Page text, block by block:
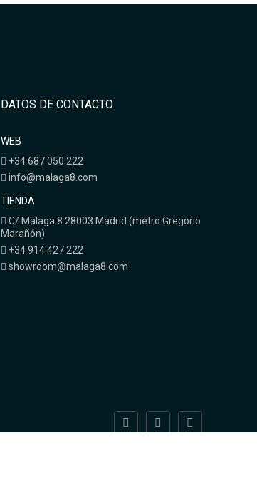
DATOS DE CONTACTO
WEB
+34 687 050 222
info@malaga8.com
TIENDA
C/ Málaga 8 28003 Madrid (metro Gregorio
Marañón)
+34 914 427 222
showroom@malaga8.com